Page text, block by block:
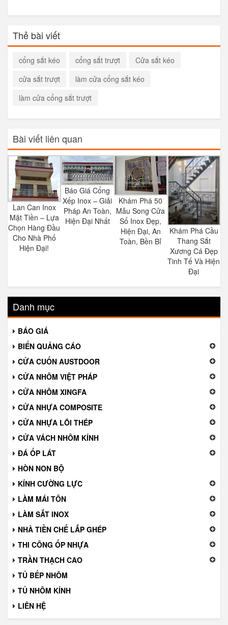
Thẻ bài viết
cổng sắt kéo cổng sắt trượt
Cửa sắt kéo
cửa sắt trượt
làm cửa cổng sắt kéo
làm cửa cổng sắt trượt
Bài viết liên quan
Lan Can Inox
Mặt Tiền – Lựa
Chọn Hàng Đầu
Cho Nhà Phố
Hiện Đại!
Báo Giá Cổng
Xếp Inox – Giải
Pháp An Toàn,
Hiện Đại Nhất
Khám Phá 50
Mẫu Song Cửa
Sổ Inox Đẹp,
Hiện Đại, An
Toàn, Bền Bỉ
Khám Phá Cầu
Thang Sắt
Xương Cá Đẹp
Tinh Tế Và Hiện
Đại
Danh mục
BÁO GIÁ
BIỂN QUẢNG CÁO
CỬA CUỐN AUSTDOOR
CỬA NHÔM VIỆT PHÁP
CỬA NHÔM XINGFA
CỬA NHỰA COMPOSITE
CỬA NHỰA LÕI THÉP
CỬA VÁCH NHÔM KÍNH
ĐÁ ỐP LÁT
HÒN NON BỘ
KÍNH CƯỜNG LỰC
LÀM MÁI TÔN
LÀM SẮT INOX
NHÀ TIỀN CHẾ LẮP GHÉP
THI CÔNG ỐP NHỰA
TRẦN THẠCH CAO
TỦ BẾP NHÔM
TỦ NHÔM KÍNH
LIÊN HỆ